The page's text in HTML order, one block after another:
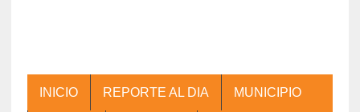
INICIO REPORTE AL DIA MUNICIPIO